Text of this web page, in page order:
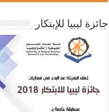
جائزة ليبيا للإبتكار